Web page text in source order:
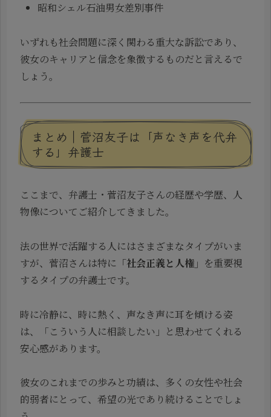
昭和シェル石油男女差別事件
いずれも社会問題に深く関わる重大な訴訟であり、
彼女のキャリアと信念を象徴するものだと言えるで
しょう。
まとめ｜菅沼友子は「声なき声を代弁
する」弁護士
ここまで、弁護士・菅沼友子さんの経歴や学歴、人
物像についてご紹介してきました。
法の世界で活躍する人にはさまざまなタイプがいま
すが、菅沼さんは特に 「社会正義と人権」 を重要視
するタイプの弁護士です。
時に冷静に、時に熱く、声なき声に耳を傾ける姿
は、「こういう人に相談したい」と思わせてくれる
安心感があります。
彼女のこれまでの歩みと功績は、多くの女性や社会
的弱者にとって、希望の光であり続けることでしょ